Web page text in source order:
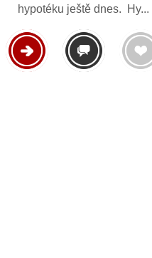
hypotéku ještě dnes. Hy...